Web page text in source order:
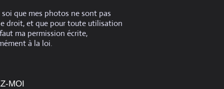
soi que mes photos ne sont pas
droit, et que pour toute utilisation
ma permission écrite,
à la loi.
MOI